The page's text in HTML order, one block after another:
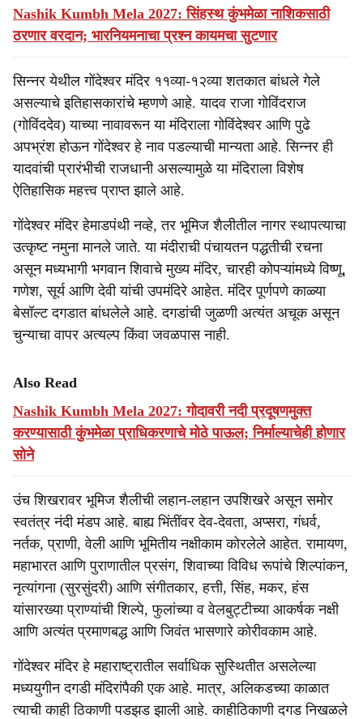
Nashik Kumbh Mela 2027: सिंहस्थ कुंभमेळा नाशिकसाठी
ठरणार वरदान; भारनियमनाचा प्रश्न कायमचा सुटणार
सिन्नर येथील गोंदेश्वर मंदिर ११व्या-१२व्या शतकात बांधले गेले
असल्याचे इतिहासकारांचे म्हणणे आहे. यादव राजा गोविंदराज
(गोविंददेव) याच्या नावावरून या मंदिराला गोविंदेश्वर आणि पुढे
अपभ्रंश होऊन गोंदेश्वर हे नाव पडल्याची मान्यता आहे. सिन्नर ही
यादवांची प्रारंभीची राजधानी असल्यामुळे या मंदिराला विशेष
ऐतिहासिक महत्त्व प्राप्त झाले आहे.
गोंदेश्वर मंदिर हेमाडपंथी नव्हे, तर भूमिज शैलीतील नागर स्थापत्याचा
उत्कृष्ट नमुना मानले जाते. या मंदीराची पंचायतन पद्धतीची रचना
असून मध्यभागी भगवान शिवाचे मुख्य मंदिर, चारही कोपऱ्यांमध्ये विष्णू,
गणेश, सूर्य आणि देवी यांची उपमंदिरे आहेत. मंदिर पूर्णपणे काळ्या
बेसॉल्ट दगडात बांधलेले आहे. दगडांची जुळणी अत्यंत अचूक असून
चुन्याचा वापर अत्यल्प किंवा जवळपास नाही.
Also Read
Nashik Kumbh Mela 2027: गोदावरी नदी प्रदूषणमुक्त
करण्यासाठी कुंभमेळा प्राधिकरणाचे मोठे पाऊल; निर्माल्याचेही होणार
सोने
उंच शिखरावर भूमिज शैलीची लहान-लहान उपशिखरे असून समोर
स्वतंत्र नंदी मंडप आहे. बाह्य भिंतींवर देव-देवता, अप्सरा, गंधर्व,
नर्तक, प्राणी, वेली आणि भूमितीय नक्षीकाम कोरलेले आहेत. रामायण,
महाभारत आणि पुराणातील प्रसंग, शिवाच्या विविध रूपांचे शिल्पांकन,
नृत्यांगना (सुरसुंदरी) आणि संगीतकार, हत्ती, सिंह, मकर, हंस
यांसारख्या प्राण्यांची शिल्पे, फुलांच्या व वेलबुट्टीच्या आकर्षक नक्षी
आणि अत्यंत प्रमाणबद्ध आणि जिवंत भासणारे कोरीवकाम आहे.
गोंदेश्वर मंदिर हे महाराष्ट्रातील सर्वाधिक सुस्थितीत असलेल्या
मध्ययुगीन दगडी मंदिरांपैकी एक आहे. मात्र, अलिकडच्या काळात
त्याची काही ठिकाणी पडझड झाली आहे. काहीठिकाणी दगड निखळले